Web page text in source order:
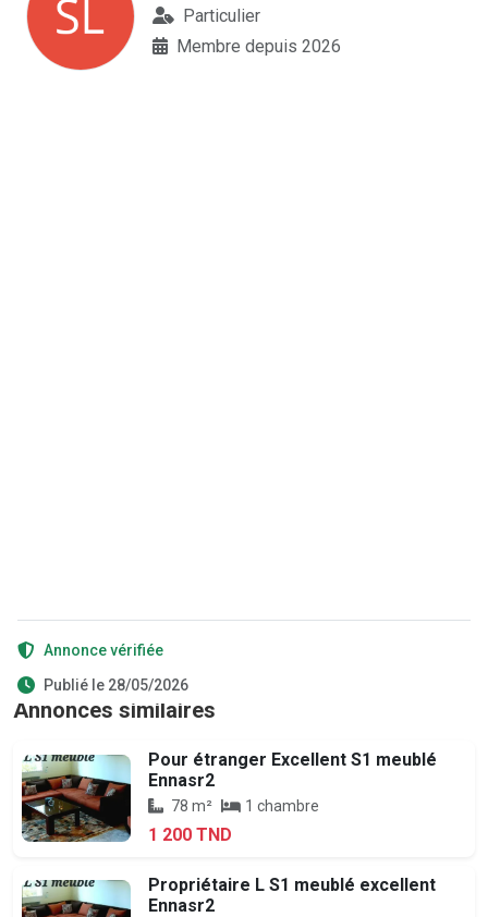
Particulier
Membre depuis 2026
Annonce vérifiée
Publié le 28/05/2026
Annonces similaires
Pour étranger Excellent S1 meublé
Ennasr2
78 m² 1 chambre
1 200 TND
Propriétaire L S1 meublé excellent
Ennasr2